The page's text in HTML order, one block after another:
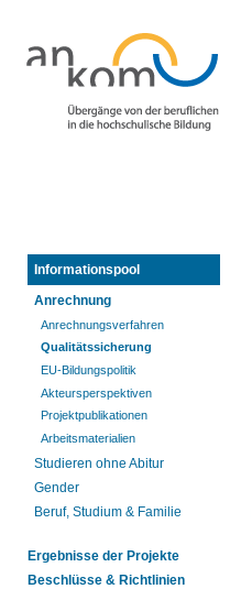
Informationspool
Anrechnung
Anrechnungsverfahren
Qualitätssicherung
EU-Bildungspolitik
Akteursperspektiven
Projektpublikationen
Arbeitsmaterialien
Studieren ohne Abitur
Gender
Beruf, Studium & Familie
Ergebnisse der Projekte
Beschlüsse & Richtlinien